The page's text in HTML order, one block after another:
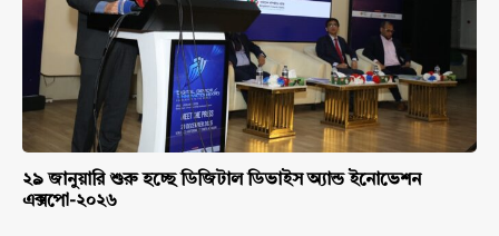
২৯ জানুয়ারি শুরু হচ্ছে ডিজিটাল ডিভাইস অ্যান্ড ইনোভেশন
এক্সপো-২০২৬